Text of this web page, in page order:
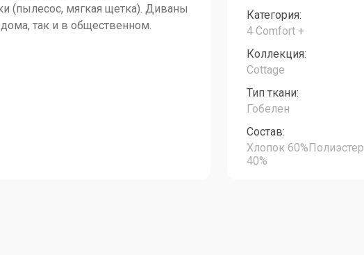
(пылесос, мягкая щетка). Диваны
так и в общественном.
Категория:
4 Comfort +
Коллекция:
Cottage
Тип ткани:
Гобелен
Состав:
Хлопок 60%Полиэстер
40%